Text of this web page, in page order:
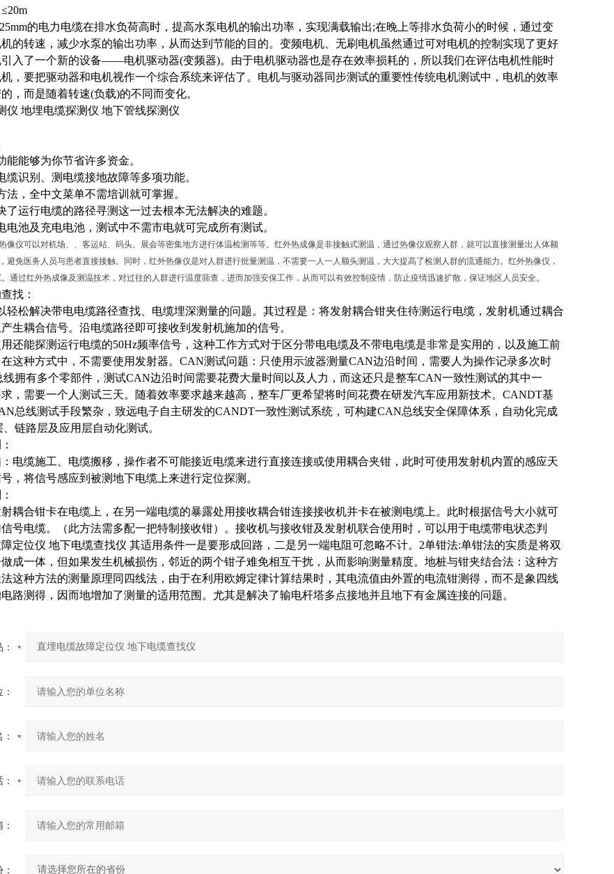
≤20m
的电力电缆在排水负荷高时，提高水泵电机的输出功率，实现满载输出;在晚上等排水负荷小的时候，通过变
的转速，减少水泵的输出功率，从而达到节能的目的。变频电机、无刷电机虽然通过可对电机的控制实现了更好
入了一个新的设备——电机驱动器(变频器)。由于电机驱动器也是存在效率损耗的，所以我们在评估电机性能时
，要把驱动器和电机视作一个综合系统来评估了。电机与驱动器同步测试的重要性传统电机测试中，电机的效率
，而是随着转速(负载)的不同而变化。
仪 地埋电缆探测仪 地下管线探测仪
能能够为你节省许多资金。
缆识别、测电缆接地故障等多项功能。
法，全中文菜单不需培训就可掌握。
了运行电缆的路径寻测这一过去根本无法解决的难题。
电池及充电电池，测试中不需市电就可完成所有测试。
像仪可以对机场、、客运站、码头、展会等密集地方进行体温检测等等。红外热成像是非接触式测温，通过热像仪观察人群，就可以直接测量出人体额
避免医务人员与患者直接接触。同时，红外热像仪是对人群进行批量测温，不需要一人一人额头测温，大大提高了检测人群的流通能力。红外热像仪，
通过红外热成像及测温技术，对过往的人群进行温度筛查，进而加强安保工作，从而可以有效控制疫情，防止疫情迅速扩散，保证地区人员安全。
找：
轻松解决带电电缆路径查找、电缆埋深测量的问题。其过程是：将发射耦合钳夹住待测运行电缆，发射机通过耦合
生耦合信号。沿电缆路径即可接收到发射机施加的信号。
还能探测运行电缆的50Hz频率信号，这种工作方式对于区分带电电缆及不带电电缆是非常是实用的，以及施工前
这种方式中，不需要使用发射器。CAN测试问题：只使用示波器测量CAN边沿时间，需要人为操作记录多次时
拥有多个零部件，测试CAN边沿时间需要花费大量时间以及人力，而这还只是整车CAN一致性测试的其中一
，需要一个人测试三天。随着效率要求越来越高，整车厂更希望将时间花费在研发汽车应用新技术。CANDT基
总线测试手段繁杂，致远电子自主研发的CANDT一致性测试系统，可构建CAN总线安全保障体系，自动化完成
链路层及应用层自动化测试。
电缆施工、电缆搬移，操作者不可能接近电缆来进行直接连接或使用耦合夹钳，此时可使用发射机内置的感应天
，将信号感应到被测地下电缆上来进行定位探测。
耦合钳卡在电缆上，在另一端电缆的暴露处用接收耦合钳连接接收机并卡在被测电缆上。此时根据信号大小就可
号电缆。（此方法需多配一把特制接收钳）。接收机与接收钳及发射机联合使用时，可以用于电缆带电状态判
定位仪 地下电缆查找仪 其适用条件一是要形成回路，二是另一端电阻可忽略不计。2单钳法:单钳法的实质是将双
成一体，但如果发生机械损伤，邻近的两个钳子难免相互干扰，从而影响测量精度。地桩与钳夹结合法：这种方
这种方法的测量原理同四线法，由于在利用欧姆定律计算结果时，其电流值由外置的电流钳测得，而不是象四线
路测得，因而地增加了测量的适用范围。尤其是解决了输电杆塔多点接地并且地下有金属连接的问题。